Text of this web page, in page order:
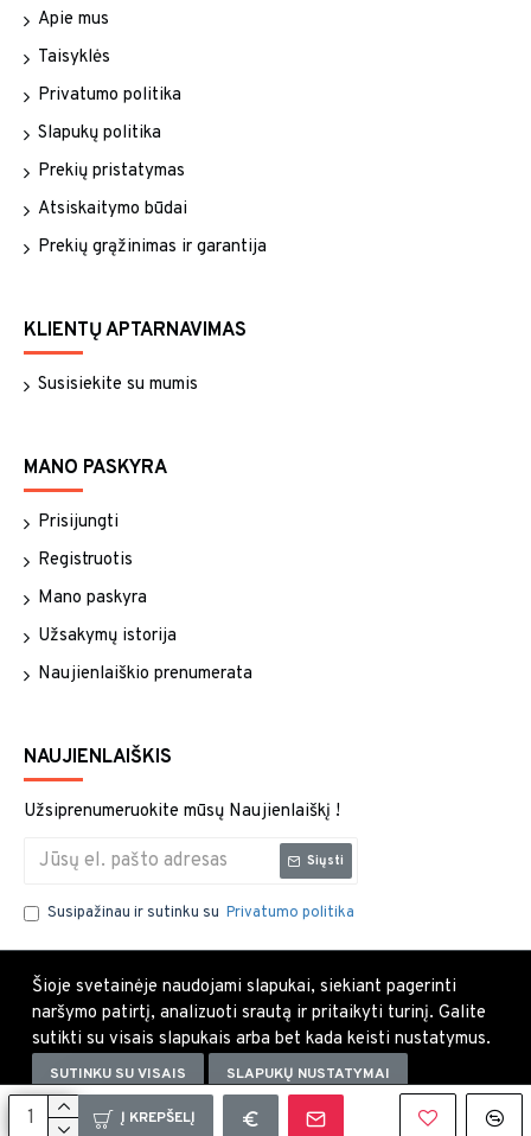
Į KREPŠELĮ
Apie mus
Taisyklės
Privatumo politika
Slapukų politika
Prekių pristatymas
Atsiskaitymo būdai
Prekių grąžinimas ir garantija
KLIENTŲ APTARNAVIMAS
Susisiekite su mumis
MANO PASKYRA
Prisijungti
Registruotis
Mano paskyra
Užsakymų istorija
Naujienlaiškio prenumerata
NAUJIENLAIŠKIS
Užsiprenumeruokite mūsų Naujienlaiškį !
Siųsti
Susipažinau ir sutinku su Privatumo politika
Copyright © 2021, Visos teisės saugomos.
Šioje svetainėje naudojami slapukai, siekiant pagerinti
naršymo patirtį, analizuoti srautą ir pritaikyti turinį. Galite
sutikti su visais slapukais arba bet kada keisti nustatymus.
SUTINKU SU VISAIS SLAPUKŲ NUSTATYMAI
Uždaryti×